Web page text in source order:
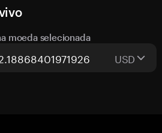
moeda selecionada
USD